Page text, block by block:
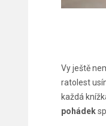
Vy ještě
ratolest
každá
pohádek